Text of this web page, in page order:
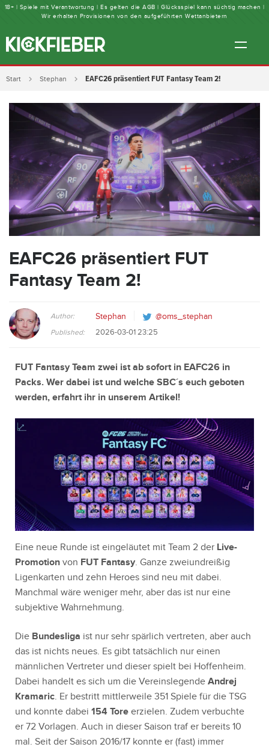
18+ | Spiele mit Verantwortung | Es gelten die AGB | Glücksspiel kann süchtig machen |
Wir erhalten Provisionen von den aufgeführten Wettanbietern
Start Stephan EAFC26 präsentiert FUT Fantasy Team 2!
EAFC26 präsentiert FUT
Fantasy Team 2!
Author: Stephan @oms_stephan
Published: 2026-03-01 23:25
FUT Fantasy Team zwei ist ab sofort in EAFC26 in
Packs. Wer dabei ist und welche SBC´s euch geboten
werden, erfahrt ihr in unserem Artikel!
Eine neue Runde ist eingeläutet mit Team 2 der Live-
Promotion von FUT Fantasy. Ganze zweiundreißig
Ligenkarten und zehn Heroes sind neu mit dabei.
Manchmal wäre weniger mehr, aber das ist nur eine
subjektive Wahrnehmung.
Die Bundesliga ist nur sehr spärlich vertreten, aber auch
das ist nichts neues. Es gibt tatsächlich nur einen
männlichen Vertreter und dieser spielt bei Hoffenheim.
Dabei handelt es sich um die Vereinslegende Andrej
Kramaric. Er bestritt mittlerweile 351 Spiele für die TSG
und konnte dabei 154 Tore erzielen. Zudem verbuchte
er 72 Vorlagen. Auch in dieser Saison traf er bereits 10
mal. Seit der Saison 2016/17 konnte er (fast) immer